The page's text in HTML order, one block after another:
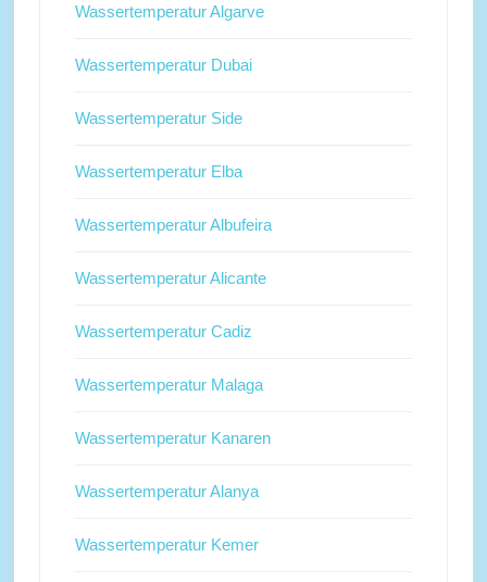
Wassertemperatur Algarve
Wassertemperatur Dubai
Wassertemperatur Side
Wassertemperatur Elba
Wassertemperatur Albufeira
Wassertemperatur Alicante
Wassertemperatur Cadiz
Wassertemperatur Malaga
Wassertemperatur Kanaren
Wassertemperatur Alanya
Wassertemperatur Kemer